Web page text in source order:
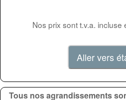
Nos prix sont t.v.a. incluse
Tous nos agrandissements